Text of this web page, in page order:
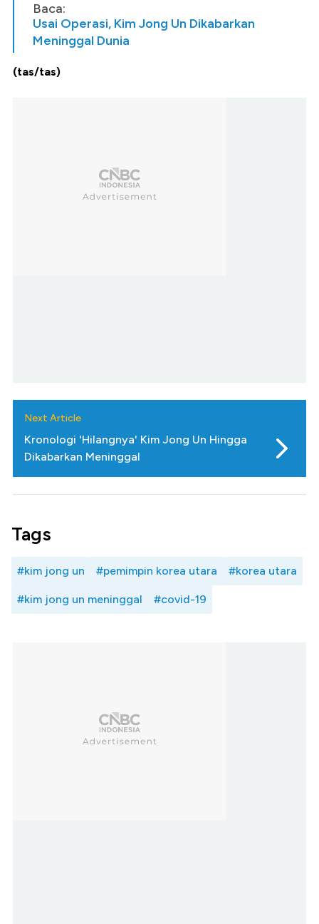
Baca:
Usai Operasi, Kim Jong Un Dikabarkan
Meninggal Dunia
(tas/tas)
Next Article
Kronologi 'Hilangnya' Kim Jong Un Hingga
Dikabarkan Meninggal
Tags
#kim jong un #pemimpin korea utara #korea utara
#kim jong un meninggal #covid-19